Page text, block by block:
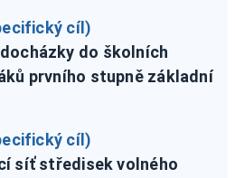
cíl)
do školních
prvního stupně základní
cíl)
síť středisek volného